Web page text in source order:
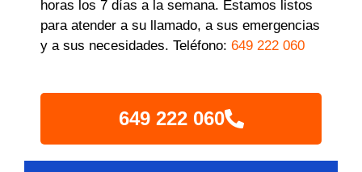
horas los 7 días a la semana. Estamos listos
para atender a su llamado, a sus emergencias
y a sus necesidades. Teléfono: 649 222 060
649 222 060